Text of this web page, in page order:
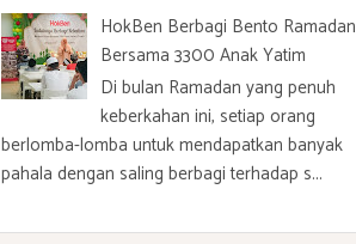
HokBen Berbagi Bento Ramadan
Bersama 3300 Anak Yatim
Di bulan Ramadan yang penuh
keberkahan ini, setiap orang
berlomba-lomba untuk mendapatkan banyak
pahala dengan saling berbagi terhadap s...